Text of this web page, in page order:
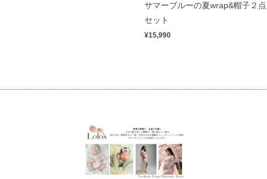
サマーブルーの夏wrap&帽子２点
セット
¥15,990